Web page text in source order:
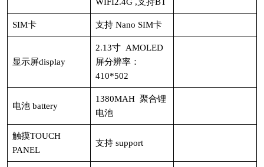
SIM卡 支持 Nano SIM卡
显示屏display
2.13寸 AMOLED
屏分辨率：
410*502
电池 battery
1380MAH 聚合锂
电池
触摸TOUCH
PANEL
支持 support